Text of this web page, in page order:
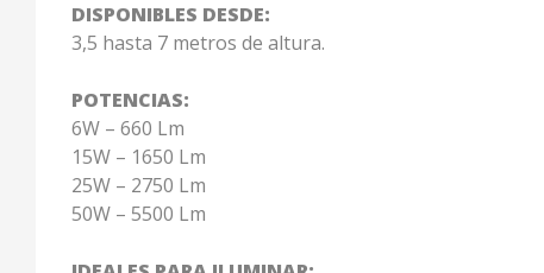
DISPONIBLES DESDE:
3,5 hasta 7 metros de altura.
POTENCIAS:
6W – 660 Lm
15W – 1650 Lm
25W – 2750 Lm
50W – 5500 Lm